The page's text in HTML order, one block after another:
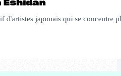
Eshidan
d'artistes japonais qui se concentre